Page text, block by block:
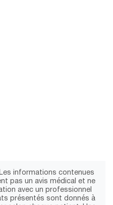
Les informations contenues
pas un avis médical et ne
avec un professionnel
présentés sont donnés à